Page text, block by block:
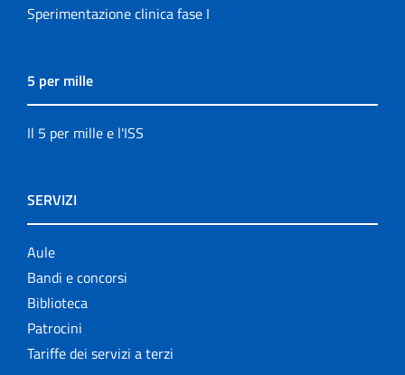
Sperimentazione clinica fase I
5 per mille
Il 5 per mille e l'ISS
SERVIZI
Aule
Bandi e concorsi
Biblioteca
Patrocini
Tariffe dei servizi a terzi